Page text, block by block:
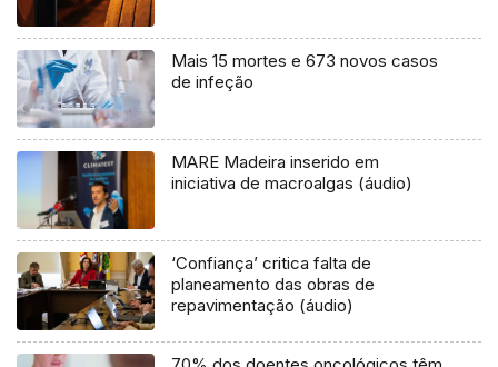
Mais 15 mortes e 673 novos casos
de infeção
MARE Madeira inserido em
iniciativa de macroalgas (áudio)
‘Confiança’ critica falta de
planeamento das obras de
repavimentação (áudio)